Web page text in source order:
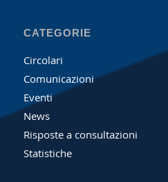
CATEGORIE
Circolari
Comunicazioni
Eventi
News
Risposte a consultazioni
Statistiche